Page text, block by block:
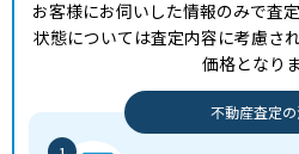
お客様にお伺いした情報のみで査定
状態については査定内容に考慮さ
価格となりま
不動産査定